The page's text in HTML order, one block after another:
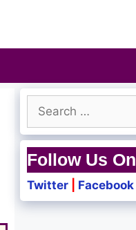
Search
for:
Follow Us On
Twitter Facebook